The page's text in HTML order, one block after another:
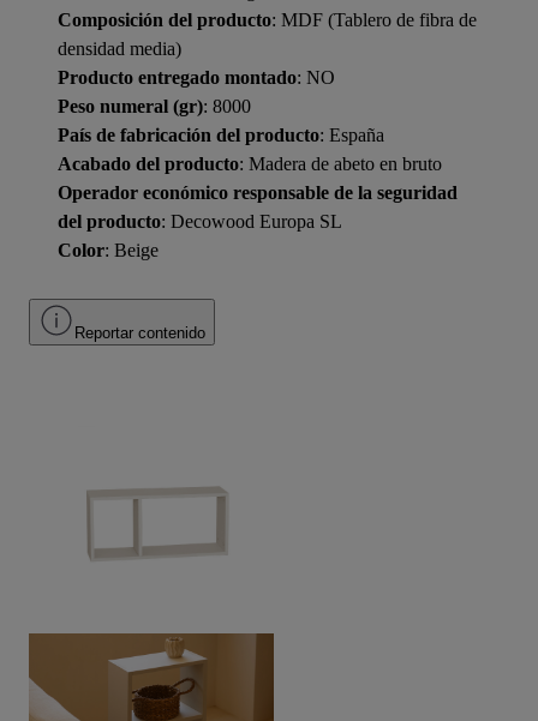
Composición del producto: MDF (Tablero de fibra de
densidad media)
Producto entregado montado: NO
Peso numeral (gr): 8000
País de fabricación del producto: España
Acabado del producto: Madera de abeto en bruto
Operador económico responsable de la seguridad
del producto: Decowood Europa SL
Color: Beige
Reportar contenido